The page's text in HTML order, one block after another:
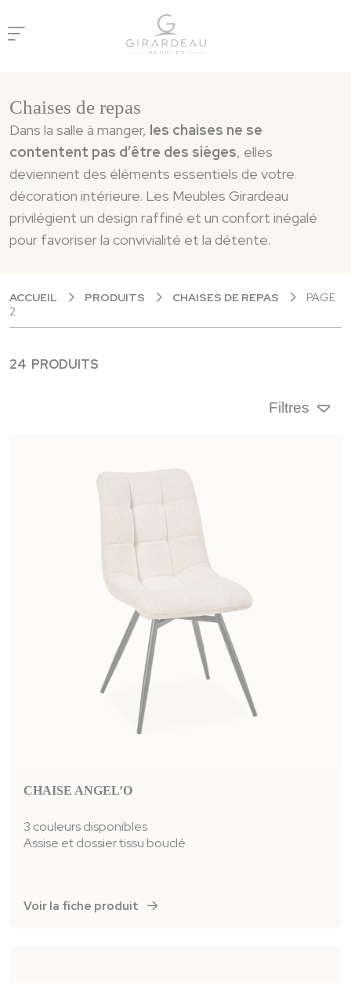
Chaises de repas
Dans la salle à manger, les chaises ne se
contentent pas d’être des sièges, elles
deviennent des éléments essentiels de votre
décoration intérieure. Les Meubles Girardeau
privilégient un design raffiné et un confort inégalé
pour favoriser la convivialité et la détente.
ACCUEIL PRODUITS CHAISES DE REPAS
PAGE
2
24 PRODUITS
CHAISE ANGEL’O
3 couleurs disponibles
Assise et dossier tissu bouclé
Voir la fiche produit
Filtres